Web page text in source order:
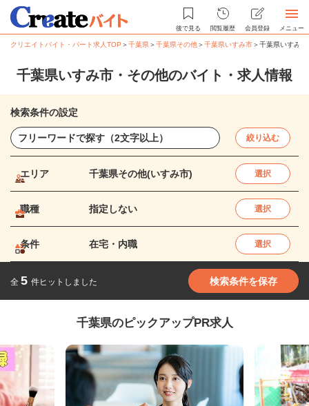
後で見る 閲覧履歴 会員登録 メニュー
クリエイトバイト・パート求人TOP ＞千葉県＞千葉県その他＞千葉県いすみ市＞千葉県いすみ
千葉県いすみ市・その他のバイト・求人情報
検索条件の設定
絞り込む
エリア 千葉県その他(いすみ市) 選択
職種 指定しない 選択
条件 在宅・内職 選択
全 5 件ヒットしました 検索条件を保存
千葉県のピックアップPR求人